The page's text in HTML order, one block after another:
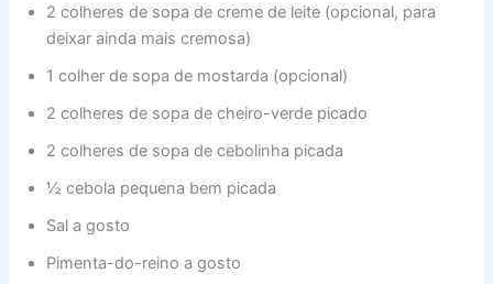
2 colheres de sopa de creme de leite (opcional, para
deixar ainda mais cremosa)
1 colher de sopa de mostarda (opcional)
2 colheres de sopa de cheiro-verde picado
2 colheres de sopa de cebolinha picada
½ cebola pequena bem picada
Sal a gosto
Pimenta-do-reino a gosto